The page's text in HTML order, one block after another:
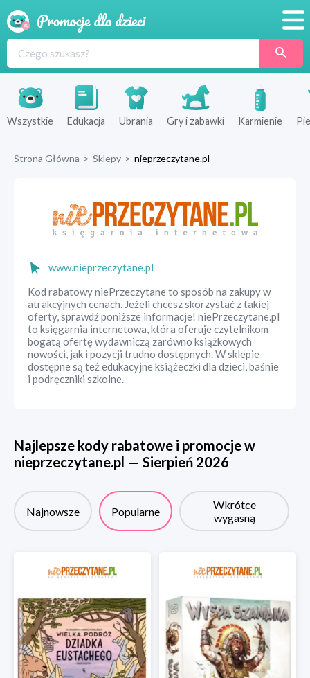
Produkty
Sklepy
Wszystkie Edukacja Ubrania Gry i zabawki Karmienie
Strona Główna > Sklepy > nieprzeczytane.pl
www.nieprzeczytane.pl
Kod rabatowy niePrzeczytane to sposób na zakupy w
atrakcyjnych cenach. Jeżeli chcesz skorzystać z takiej
oferty, sprawdź poniższe informacje! niePrzeczytane.pl
to księgarnia internetowa, która oferuje czytelnikom
bogatą ofertę wydawniczą zarówno książkowych
nowości, jak i pozycji trudno dostępnych. W sklepie
dostępne są też edukacyjne książeczki dla dzieci, baśnie
i podręczniki szkolne.
Najlepsze kody rabatowe i promocje w
nieprzeczytane.pl — Sierpień 2026
Najnowsze Popularne
Wkrótce
wygasną